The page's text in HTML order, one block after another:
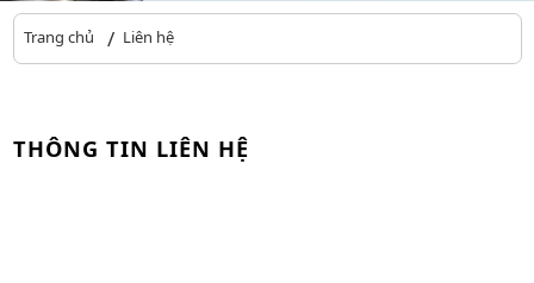
Trang chủ Liên hệ
THÔNG TIN LIÊN HỆ